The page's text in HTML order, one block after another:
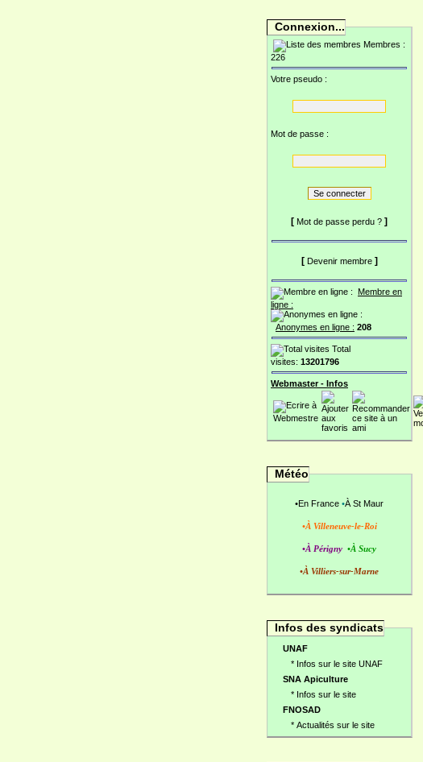
Connexion...
Membres :
226
Votre pseudo :
Mot de passe :
[ Mot de passe perdu ? ]
[ Devenir membre]
Membre en
ligne :
Anonymes en ligne : 208
Total
visites: 13201796
Webmaster - Infos
Météo
•En France •À St Maur
•À Villeneuve-le-Roi
•À Périgny •À Sucy
•À Villiers-sur-Marne
Infos des syndicats
UNAF
* Infos sur le site UNAF
SNA Apiculture
* Infos sur le site
FNOSAD
* Actualités sur le site